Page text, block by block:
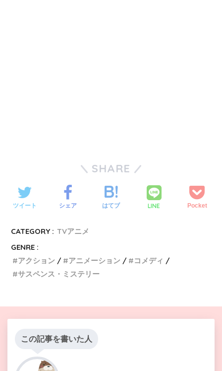
SHARE
ツイート シェア はてブ LINE Pocket
CATEGORY : TVアニメ
GENRE :
アクション
アニメーション
コメディ
サスペンス・ミステリー
この記事を書いた人